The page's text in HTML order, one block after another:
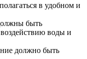
в удобном и
быть
воды и
должно быть